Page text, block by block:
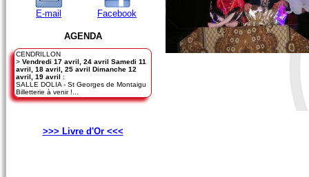
E-mail Facebook
AGENDA
CENDRILLON
> Vendredi 17 avril, 24 avril Samedi 11
avril, 18 avril, 25 avril Dimanche 12
avril, 19 avril :
SALLE DOLIA - St Georges de Montaigu
Billetterie à venir !...
>>> Livre d'Or <<<